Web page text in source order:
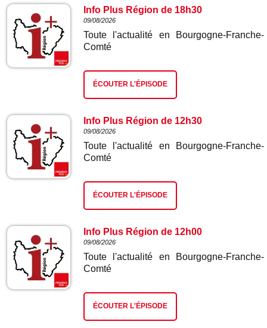
Info Plus Région de 18h30
09/08/2026
Toute l'actualité en Bourgogne-Franche-
Comté
ÉCOUTER L'ÉPISODE
Info Plus Région de 12h30
09/08/2026
Toute l'actualité en Bourgogne-Franche-
Comté
ÉCOUTER L'ÉPISODE
Info Plus Région de 12h00
09/08/2026
Toute l'actualité en Bourgogne-Franche-
Comté
ÉCOUTER L'ÉPISODE